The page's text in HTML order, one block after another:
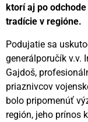
ktorí aj po
tradície v regióne.
Podujatie sa
generálporučík v.v.
Gajdoš,
priaznivcov
bolo pripomenúť
región, jeho prínos